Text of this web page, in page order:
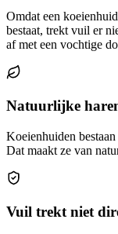
Omdat een
bestaat, trekt vuil er
af met een vochtige
Natuurlijke
Koeienhuiden
Dat maakt ze van
Vuil trekt niet